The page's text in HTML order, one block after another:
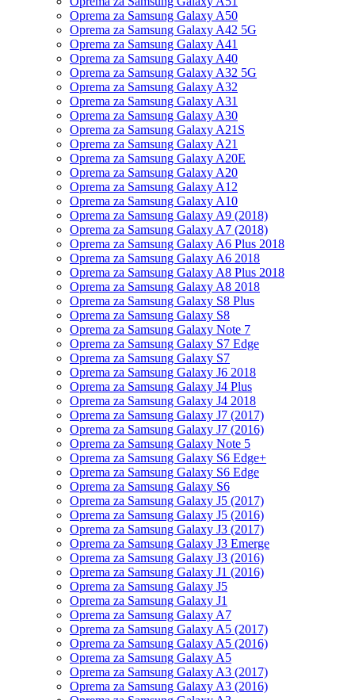
Oprema za Samsung Galaxy A50
Oprema za Samsung Galaxy A42 5G
Oprema za Samsung Galaxy A41
Oprema za Samsung Galaxy A40
Oprema za Samsung Galaxy A32 5G
Oprema za Samsung Galaxy A32
Oprema za Samsung Galaxy A31
Oprema za Samsung Galaxy A30
Oprema za Samsung Galaxy A21S
Oprema za Samsung Galaxy A21
Oprema za Samsung Galaxy A20E
Oprema za Samsung Galaxy A20
Oprema za Samsung Galaxy A12
Oprema za Samsung Galaxy A10
Oprema za Samsung Galaxy A9 (2018)
Oprema za Samsung Galaxy A7 (2018)
Oprema za Samsung Galaxy A6 Plus 2018
Oprema za Samsung Galaxy A6 2018
Oprema za Samsung Galaxy A8 Plus 2018
Oprema za Samsung Galaxy A8 2018
Oprema za Samsung Galaxy S8 Plus
Oprema za Samsung Galaxy S8
Oprema za Samsung Galaxy Note 7
Oprema za Samsung Galaxy S7 Edge
Oprema za Samsung Galaxy S7
Oprema za Samsung Galaxy J6 2018
Oprema za Samsung Galaxy J4 Plus
Oprema za Samsung Galaxy J4 2018
Oprema za Samsung Galaxy J7 (2017)
Oprema za Samsung Galaxy J7 (2016)
Oprema za Samsung Galaxy Note 5
Oprema za Samsung Galaxy S6 Edge+
Oprema za Samsung Galaxy S6 Edge
Oprema za Samsung Galaxy S6
Oprema za Samsung Galaxy J5 (2017)
Oprema za Samsung Galaxy J5 (2016)
Oprema za Samsung Galaxy J3 (2017)
Oprema za Samsung Galaxy J3 Emerge
Oprema za Samsung Galaxy J3 (2016)
Oprema za Samsung Galaxy J1 (2016)
Oprema za Samsung Galaxy J5
Oprema za Samsung Galaxy J1
Oprema za Samsung Galaxy A7
Oprema za Samsung Galaxy A5 (2017)
Oprema za Samsung Galaxy A5 (2016)
Oprema za Samsung Galaxy A5
Oprema za Samsung Galaxy A3 (2017)
Oprema za Samsung Galaxy A3 (2016)